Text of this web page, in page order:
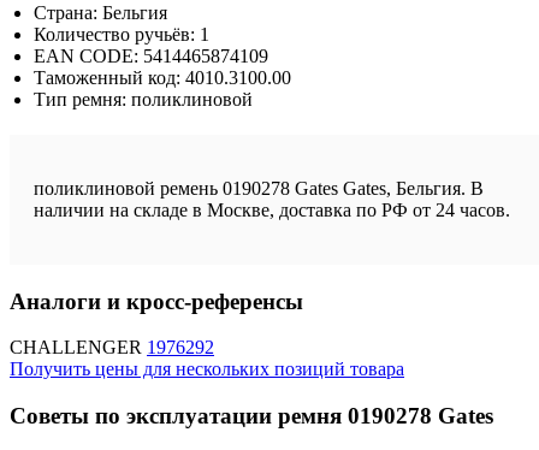
Страна: Бельгия
Количество ручьёв: 1
EAN CODE: 5414465874109
Таможенный код: 4010.3100.00
Тип ремня: поликлиновой
поликлиновой ремень 0190278 Gates Gates, Бельгия. В
наличии на складе в Москве, доставка по РФ от 24 часов.
Аналоги и кросс-референсы
CHALLENGER 1976292
Получить цены для нескольких позиций товара
Советы по эксплуатации ремня 0190278 Gates